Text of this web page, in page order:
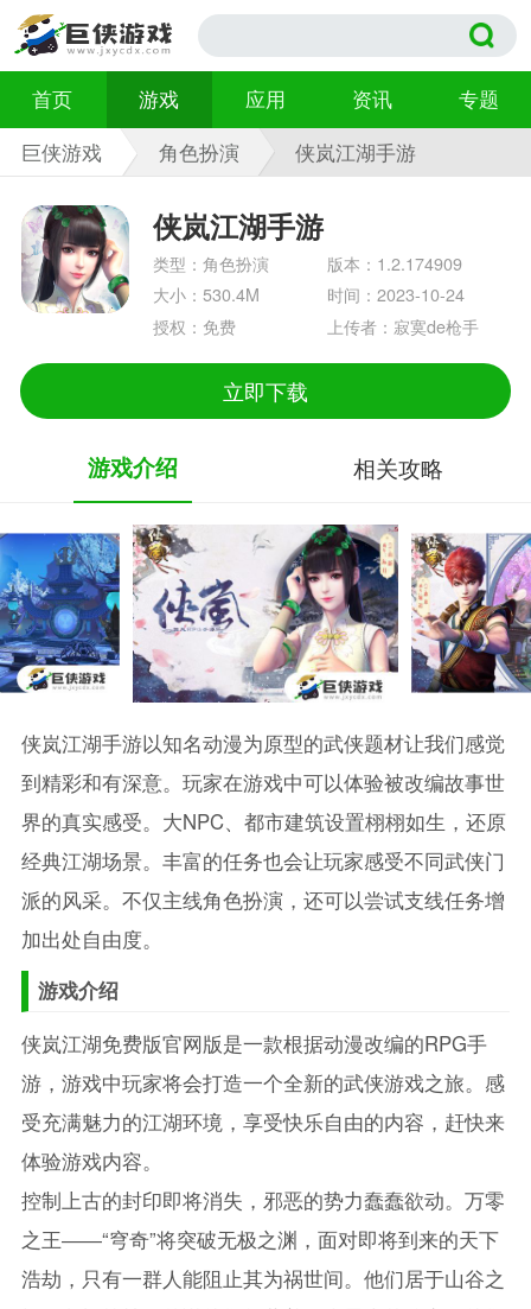
首页 游戏 应用 资讯
专题
巨侠游戏
角色扮演
侠岚江湖手游
侠岚江湖手游
类型：角色扮演
版本：1.2.174909
大小：530.4M
时间：2023-10-24
授权：免费
上传者：寂寞de枪手
立即下载
游戏介绍 相关攻略
侠岚江湖手游以知名动漫为原型的武侠题材让我们感觉
到精彩和有深意。玩家在游戏中可以体验被改编故事世
界的真实感受。大NPC、都市建筑设置栩栩如生，还原
经典江湖场景。丰富的任务也会让玩家感受不同武侠门
派的风采。不仅主线角色扮演，还可以尝试支线任务增
加出处自由度。
游戏介绍
侠岚江湖免费版官网版是一款根据动漫改编的RPG手
游，游戏中玩家将会打造一个全新的武侠游戏之旅。感
受充满魅力的江湖环境，享受快乐自由的内容，赶快来
体验游戏内容。
控制上古的封印即将消失，邪恶的势力蠢蠢欲动。万零
之王――“穹奇”将突破无极之渊，面对即将到来的天下
浩劫，只有一群人能阻止其为祸世间。他们居于山谷之